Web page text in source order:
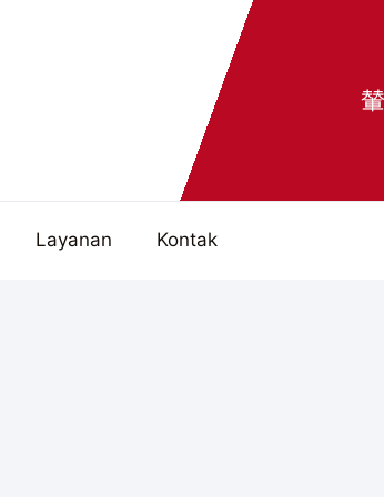
Layanan Kontak